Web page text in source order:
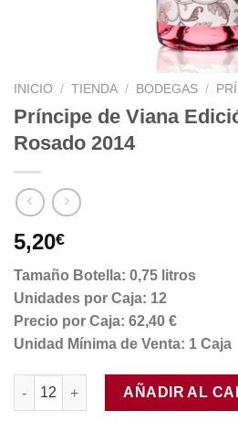
INICIO / TIENDA / BODEGAS /
Príncipe de Viana
Rosado 2014
5,20€
Tamaño Botella: 0,75 litros
Unidades por Caja: 12
Precio por Caja: 62,40 €
Unidad Mínima de Venta: 1 Caja
Príncipe de Viana Edición Limitada
AÑADIR AL